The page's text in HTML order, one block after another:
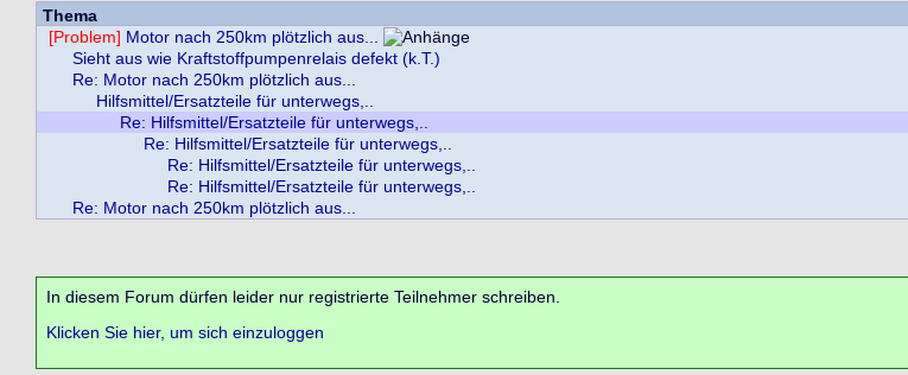
Thema
[Problem] Motor nach 250km plötzlich aus...
Sieht aus wie Kraftstoffpumpenrelais defekt (k.T.)
Re: Motor nach 250km plötzlich aus...
Hilfsmittel/Ersatzteile für unterwegs,..
Re: Hilfsmittel/Ersatzteile für unterwegs,..
Re: Hilfsmittel/Ersatzteile für unterwegs,..
Re: Hilfsmittel/Ersatzteile für unterwegs,..
Re: Hilfsmittel/Ersatzteile für unterwegs,..
Re: Motor nach 250km plötzlich aus...
In diesem Forum dürfen leider nur registrierte Teilnehmer schreiben.
Klicken Sie hier, um sich einzuloggen